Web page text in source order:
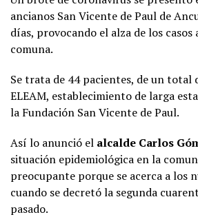
ancianos San Vicente de Paul de
días, provocando el alza de los casos
comuna.
Se trata de 44 pacientes, de un total
ELEAM, establecimiento de larga
la Fundación San Vicente de Paul.
Así lo anunció el alcalde Carlos
situación epidemiológica en la
preocupante porque se acerca a los
cuando se decretó la segunda
pasado.